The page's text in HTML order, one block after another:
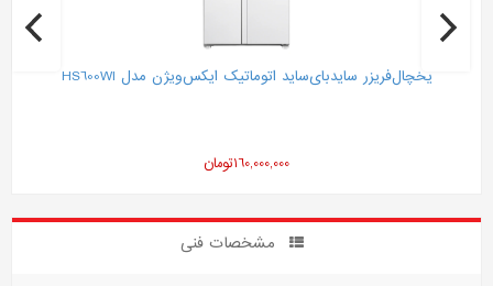
یخچال‌فریزر سایدبای‌ساید اتوماتیک ایکس‌ویژن مدل HS600WI
160,000,000تومان
مشخصات فنی